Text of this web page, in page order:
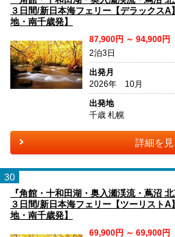
３日間/新日本海フェリー【デラックス
地・南千歳発】
87,900円 ～ 94,900円
2泊3日
出発月
2026年 10月
出発地
千歳 札幌
詳細を見
30
『角館・十和田湖・奥入瀬渓流・蔦沼
３日間/新日本海フェリー【ツーリスト
地・南千歳発】
69,900円 ～ 69,900円